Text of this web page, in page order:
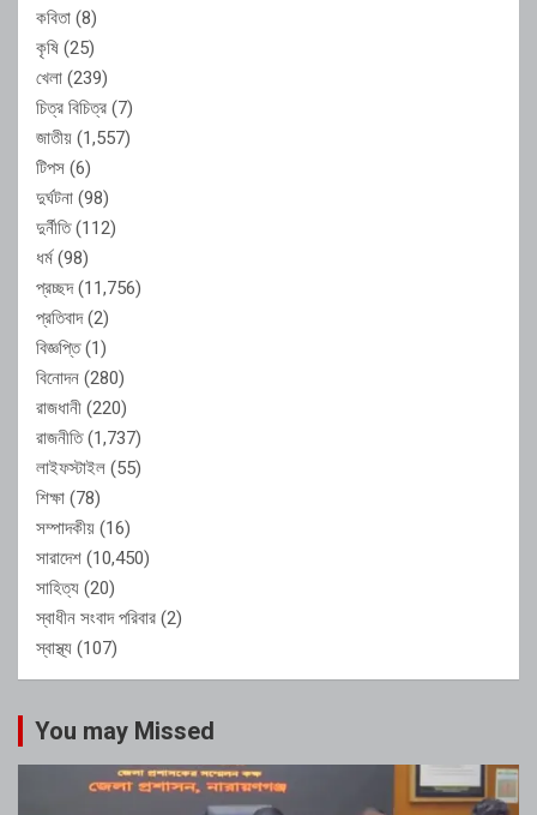
কবিতা (8)
কৃষি (25)
খেলা (239)
চিত্র বিচিত্র (7)
জাতীয় (1,557)
টিপস (6)
দুর্ঘটনা (98)
দুর্নীতি(112)
ধর্ম(98)
প্রচ্ছদ(11,756)
প্রতিবাদ(2)
বিজ্ঞপ্তি(1)
বিনোদন (280)
রাজধানী (220)
রাজনীতি(1,737)
লাইফস্টাইল (55)
শিক্ষা (78)
সম্পাদকীয় (16)
সারাদেশ (10,450)
সাহিত্য (20)
স্বাধীন সংবাদ পরিবার (2)
স্বাস্থ্য (107)
You may Missed